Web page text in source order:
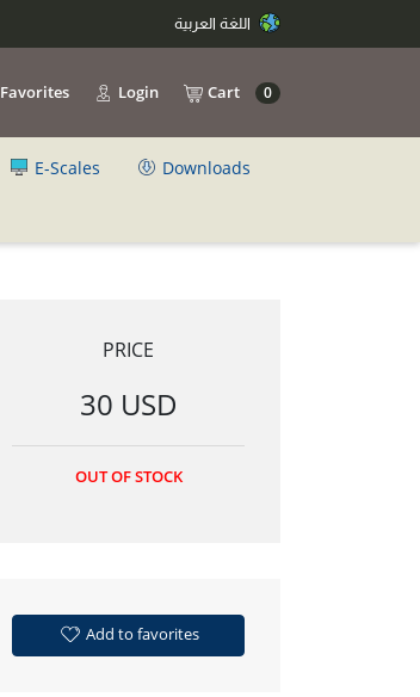
Favorites Login Cart 0
E-Scales
Downloads
PRICE
30 USD
OUT OF STOCK
Add to favorites